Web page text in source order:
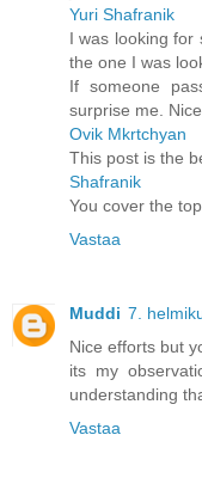
Yuri Shafranik
I was looking for
the one I was
If someone
surprise me.
Ovik Mkrtchyan
This post is the
Shafranik
You cover the
Vastaa
Muddi 7.
Nice efforts but
its my
understanding
Vastaa